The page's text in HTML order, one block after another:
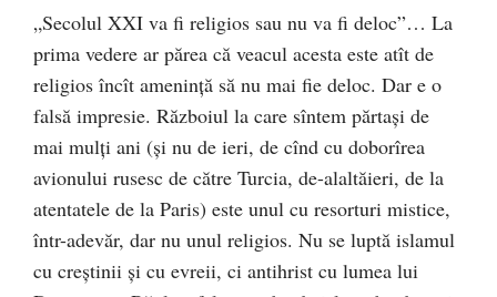
„Secolul XXI va fi religios sau nu va fi deloc”… La
prima vedere ar părea că veacul acesta este atît de
religios încît ameninţă să nu mai fie deloc. Dar e o
falsă impresie. Războiul la care sîntem părtaşi de
mai mulţi ani (şi nu de ieri, de cînd cu doborîrea
avionului rusesc de către Turcia, de-alaltăieri, de la
atentatele de la Paris) este unul cu resorturi mistice,
într-adevăr, dar nu unul religios. Nu se luptă islamul
cu creştinii şi cu evreii, ci antihrist cu lumea lui